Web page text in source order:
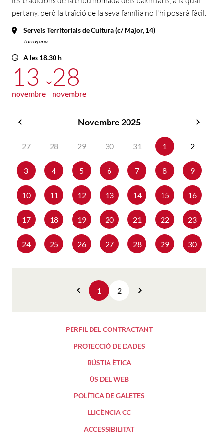
pertany, però la traïció de la seva família no l'hi posarà fàcil.
Serveis Territorials de Cultura (c/ Major, 14)
Tarragona
A les 18.30 h
13
novembre
28
novembre
Novembre 2025
27
28 29 30 31 1 2
3 4 5 6 7 8 9
10 11 12 13 14 15 16
17 18 19 20 21 22 23
24 25 26 27 28 29 30
Anterior
1 2
PERFIL DEL CONTRACTANT
PROTECCIÓ DE DADES
BÚSTIA ÈTICA
ÚS DEL WEB
POLÍTICA DE GALETES
LLICÈNCIA CC
ACCESSIBILITAT